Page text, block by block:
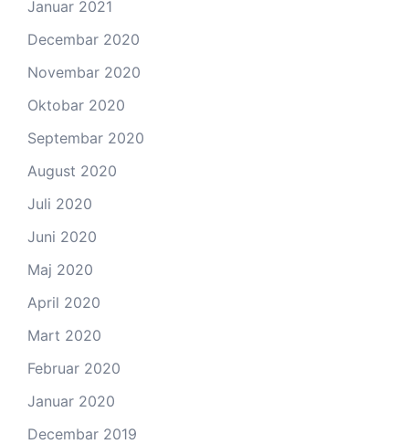
Januar 2021
Decembar 2020
Novembar 2020
Oktobar 2020
Septembar 2020
August 2020
Juli 2020
Juni 2020
Maj 2020
April 2020
Mart 2020
Februar 2020
Januar 2020
Decembar 2019